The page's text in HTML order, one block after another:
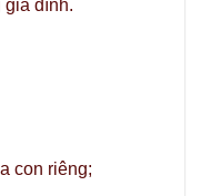
gia đình.
con riêng;